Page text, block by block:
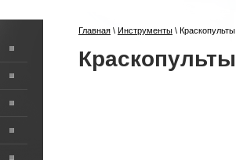
Главная \ Инструменты \ Краскопульты
Краскопульты